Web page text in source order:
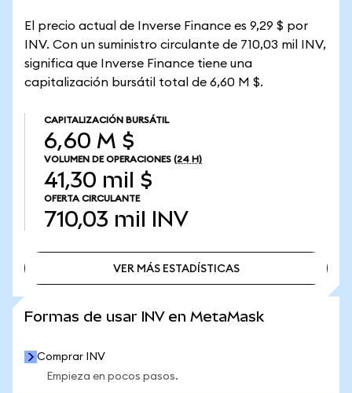
El precio actual de Inverse Finance es 9,29 $ por
INV. Con un suministro circulante de 710,03 mil INV,
significa que Inverse Finance tiene una
capitalización bursátil total de 6,60 M $.
CAPITALIZACIÓN BURSÁTIL
6,60 M $
VOLUMEN DE OPERACIONES (24 H)
41,30 mil $
OFERTA CIRCULANTE
710,03 mil INV
VER MÁS ESTADÍSTICAS
Formas de usar INV en MetaMask
Comprar INV
Empieza en pocos pasos.